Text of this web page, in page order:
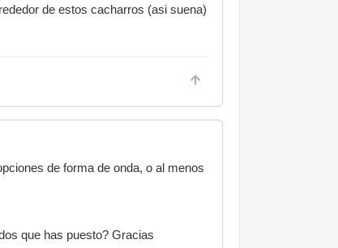
de estos cacharros (asi suena)
de forma de onda, o al menos
que has puesto? Gracias